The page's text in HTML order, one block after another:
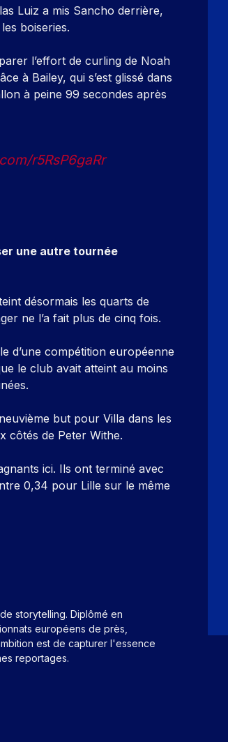
Luiz a mis Sancho derrière,
boiseries.
l’effort de curling de Noah
à Bailey, qui s’est glissé dans
à peine 99 secondes après
r5RsP6gaRr
une autre tournée
désormais les quarts de
ne l’a fait plus de cinq fois.
d’une compétition européenne
le club avait atteint au moins
but pour Villa dans les
côtés de Peter Withe.
ici. Ils ont terminé avec
0,34 pour Lille sur le même
storytelling. Diplômé en
européens de près,
est de capturer l'essence
reportages.